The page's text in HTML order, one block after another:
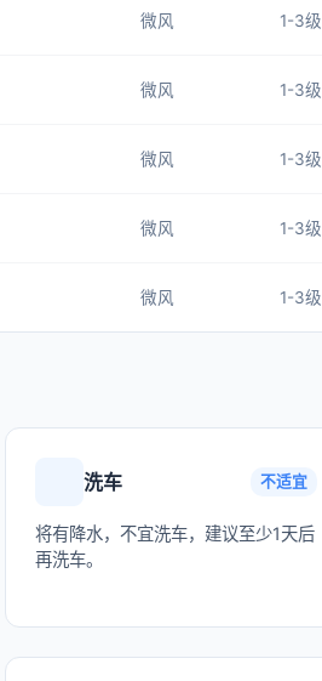
微风 1-3级
微风 1-3级
微风 1-3级
微风 1-3级
微风 1-3级
洗车 不适宜
将有降水，不宜洗车，建议至少1天后
再洗车。